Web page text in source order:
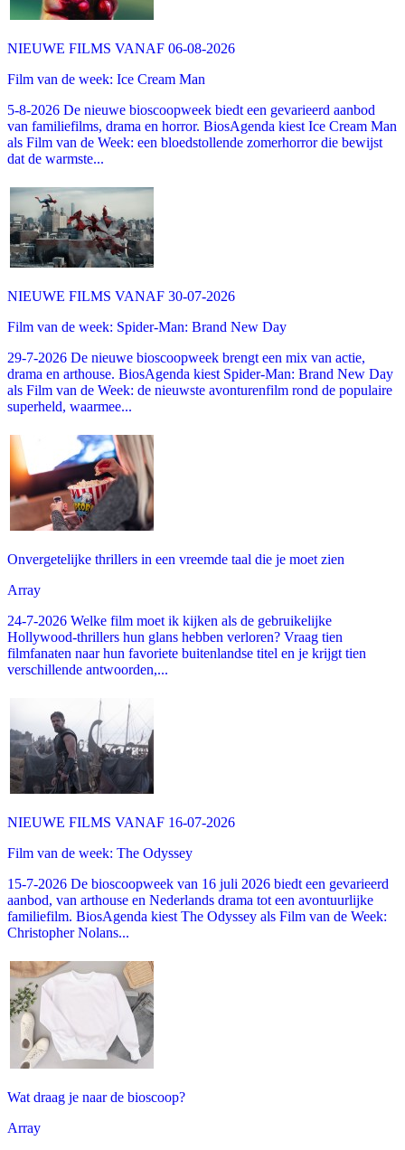
NIEUWE FILMS VANAF 06-08-2026
Film van de week: Ice Cream Man
5-8-2026 De nieuwe bioscoopweek biedt een gevarieerd aanbod
van familiefilms, drama en horror. BiosAgenda kiest Ice Cream Man
als Film van de Week: een bloedstollende zomerhorror die bewijst
dat de warmste...
NIEUWE FILMS VANAF 30-07-2026
Film van de week: Spider-Man: Brand New Day
29-7-2026 De nieuwe bioscoopweek brengt een mix van actie,
drama en arthouse. BiosAgenda kiest Spider-Man: Brand New Day
als Film van de Week: de nieuwste avonturenfilm rond de populaire
superheld, waarmee...
Onvergetelijke thrillers in een vreemde taal die je moet zien
Array
24-7-2026 Welke film moet ik kijken als de gebruikelijke
Hollywood-thrillers hun glans hebben verloren? Vraag tien
filmfanaten naar hun favoriete buitenlandse titel en je krijgt tien
verschillende antwoorden,...
NIEUWE FILMS VANAF 16-07-2026
Film van de week: The Odyssey
15-7-2026 De bioscoopweek van 16 juli 2026 biedt een gevarieerd
aanbod, van arthouse en Nederlands drama tot een avontuurlijke
familiefilm. BiosAgenda kiest The Odyssey als Film van de Week:
Christopher Nolans...
Wat draag je naar de bioscoop?
Array